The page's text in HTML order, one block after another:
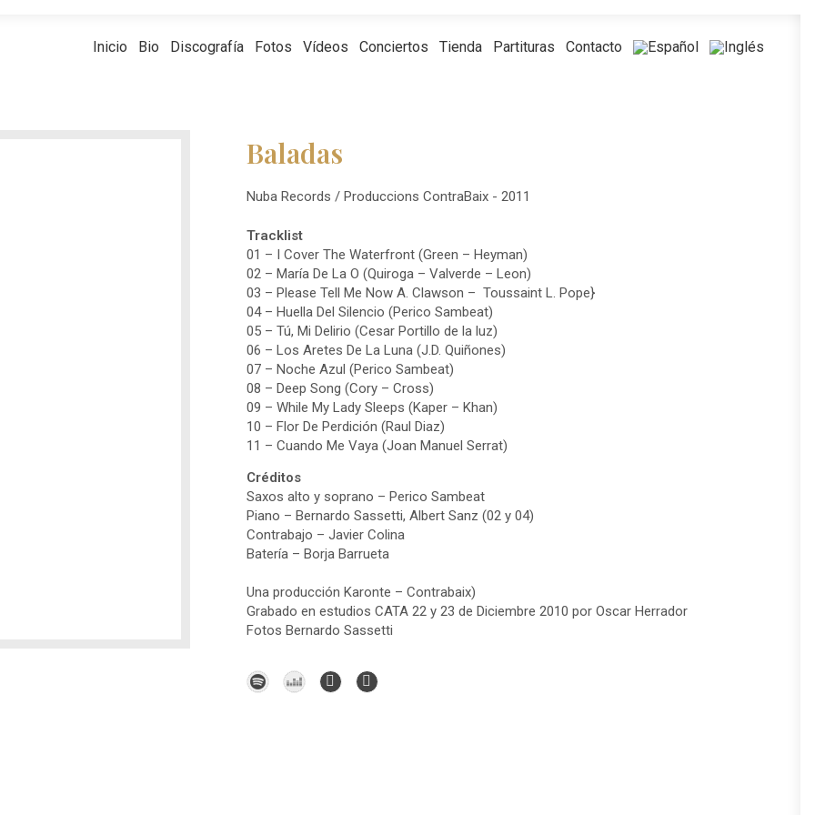
Inicio Bio Discografía Fotos Vídeos Conciertos Tienda Partituras Contacto
Baladas
Nuba Records / Produccions ContraBaix - 2011
Tracklist
01 – I Cover The Waterfront (Green – Heyman)
02 – María De La O (Quiroga – Valverde – Leon)
03 – Please Tell Me Now A. Clawson – Toussaint L. Pope}
04 – Huella Del Silencio (Perico Sambeat)
05 – Tú, Mi Delirio (Cesar Portillo de la luz)
06 – Los Aretes De La Luna (J.D. Quiñones)
07 – Noche Azul (Perico Sambeat)
08 – Deep Song (Cory – Cross)
09 – While My Lady Sleeps (Kaper – Khan)
10 – Flor De Perdición (Raul Diaz)
11 – Cuando Me Vaya (Joan Manuel Serrat)
Créditos
Saxos alto y soprano – Perico Sambeat
Piano – Bernardo Sassetti, Albert Sanz (02 y 04)
Contrabajo – Javier Colina
Batería – Borja Barrueta
Una producción Karonte – Contrabaix)
Grabado en estudios CATA 22 y 23 de Diciembre 2010 por Oscar Herrador
Fotos Bernardo Sassetti